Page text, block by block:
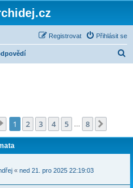
Přihlásit se
Registrovat
Stránka z
1 2 3 4 5 8
« ned 21. pro 2025 22:19:03